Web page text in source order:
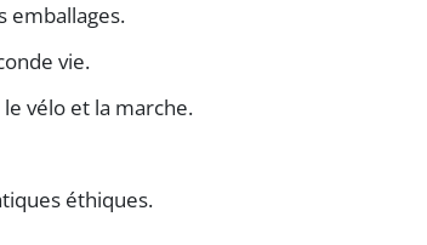
emballages.
vie.
vélo et la marche.
éthiques.